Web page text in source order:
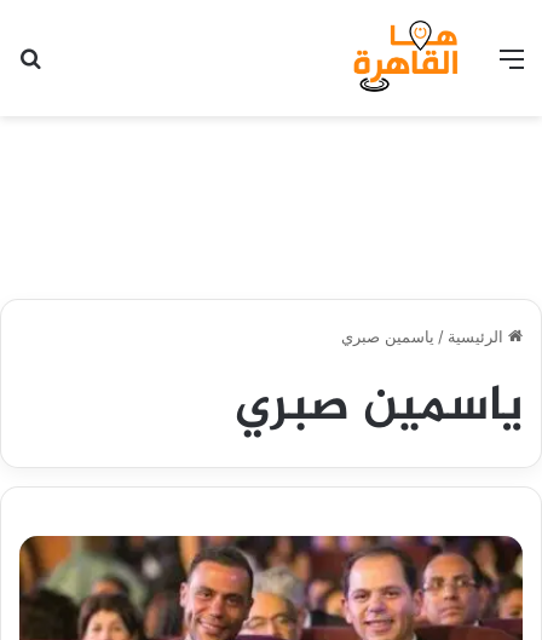
القائمة
الرئيسية / ياسمين صبري
ياسمين صبري